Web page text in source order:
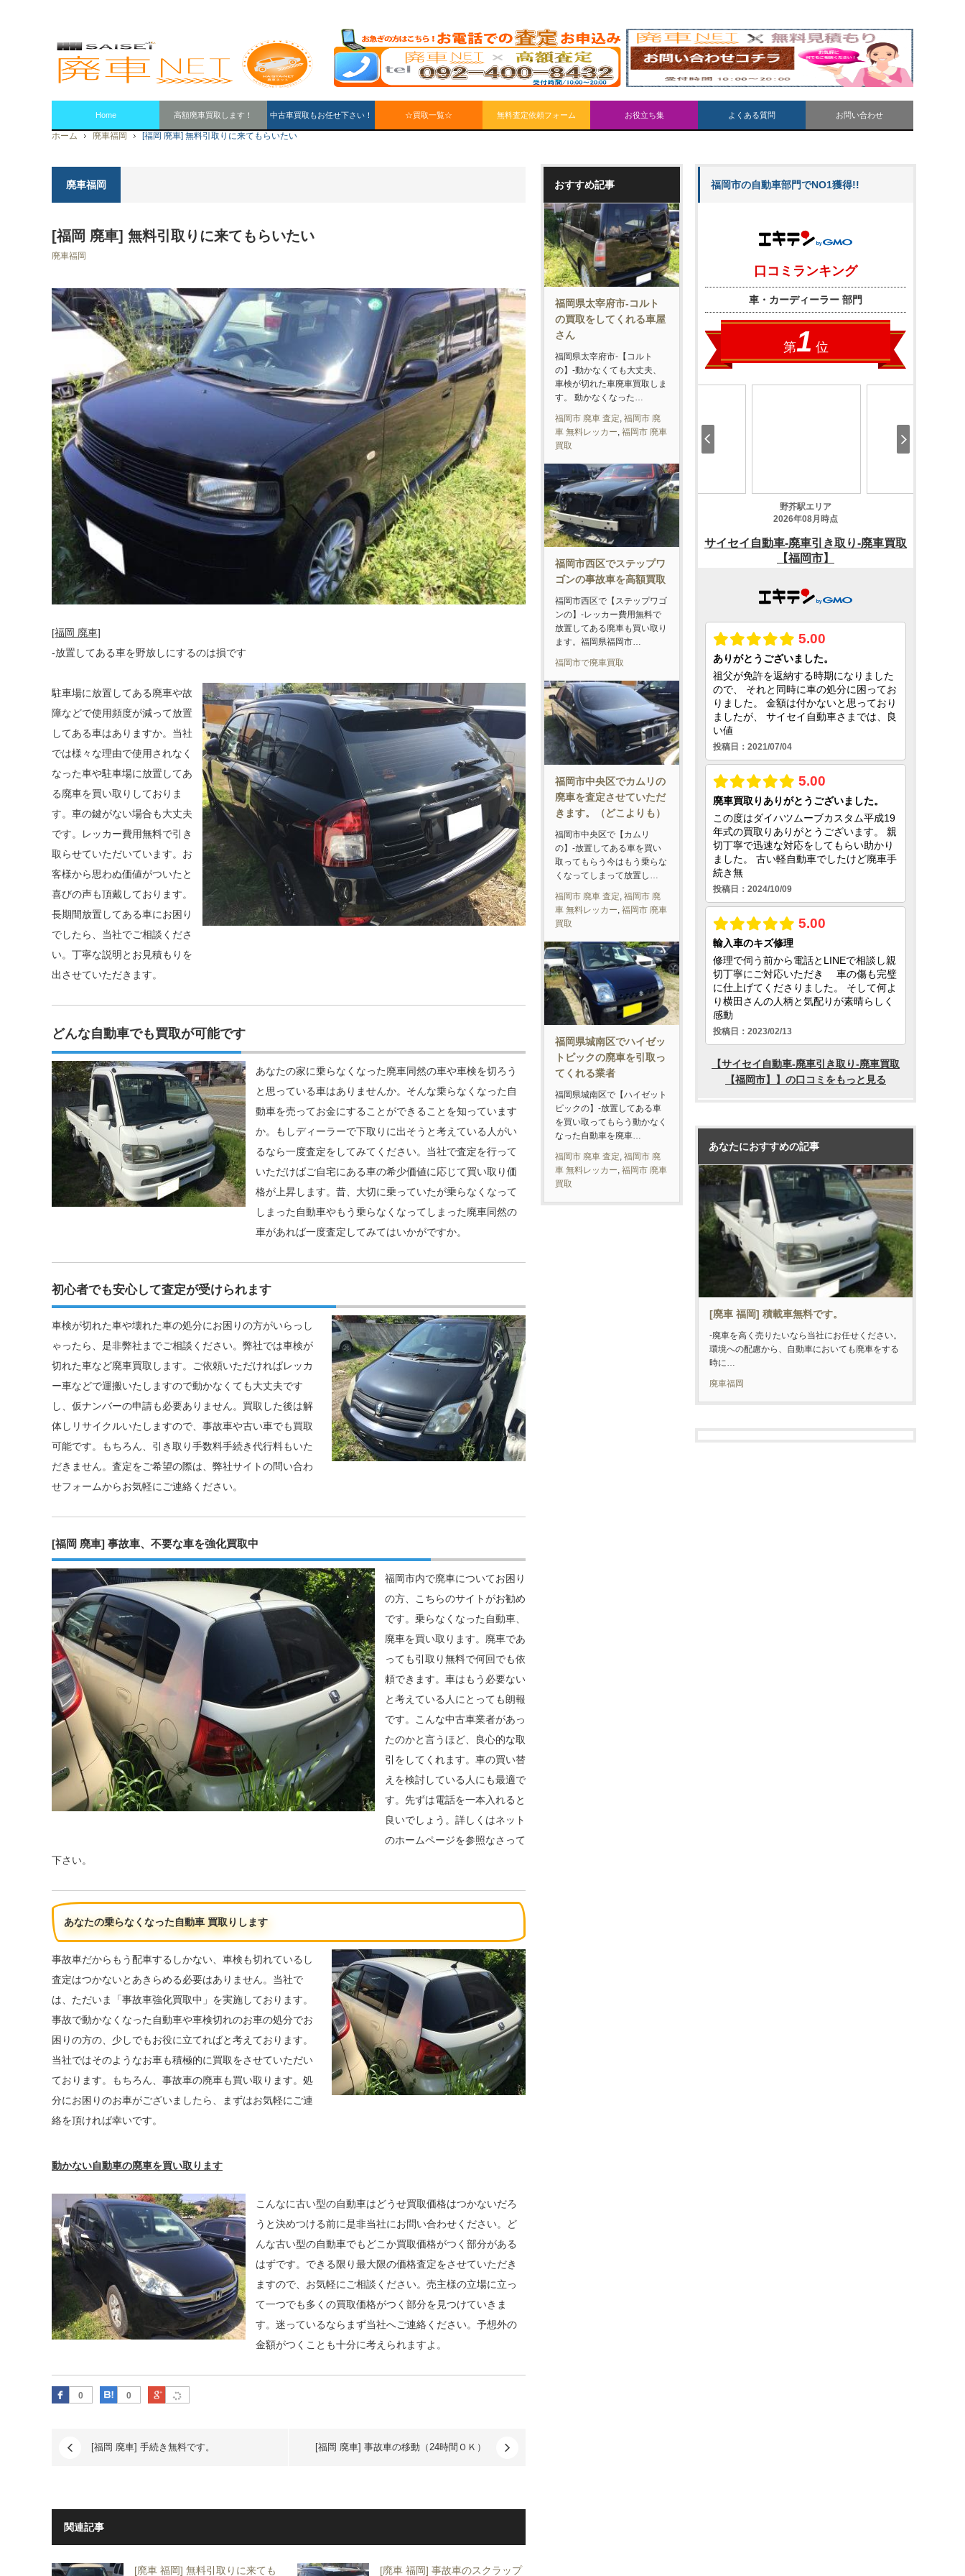
Home 高額廃車買取します！ 中古車買取もお任せ下さい！ ☆買取一覧☆ 無料査定依頼フォーム お役立ち集 よくある質問 お問い合わせ
ホーム 廃車福岡 [福岡 廃車] 無料引取りに来てもらいたい
廃車福岡
[福岡 廃車] 無料引取りに来てもらいたい
廃車福岡
[福岡 廃車]
-放置してある車を野放しにするのは損です
駐車場に放置してある廃車や故
障などで使用頻度が減って放置
してある車はありますか。当社
では様々な理由で使用されなく
なった車や駐車場に放置してあ
る廃車を買い取りしておりま
す。車の鍵がない場合も大丈夫
です。レッカー費用無料で引き
取らせていただいています。お
客様から思わぬ価値がついたと
喜びの声も頂戴しております。
長期間放置してある車にお困り
でしたら、当社でご相談くださ
い。丁寧な説明とお見積もりを
出させていただきます。
どんな自動車でも買取が可能です
あなたの家に乗らなくなった廃車同然の車や車検を切ろう
と思っている車はありませんか。そんな乗らなくなった自
動車を売ってお金にすることができることを知っています
か。もしディーラーで下取りに出そうと考えている人がい
るなら一度査定をしてみてください。当社で査定を行って
いただけばご自宅にある車の希少価値に応じて買い取り価
格が上昇します。昔、大切に乗っていたが乗らなくなって
しまった自動車やもう乗らなくなってしまった廃車同然の
車があれば一度査定してみてはいかがですか。
初心者でも安心して査定が受けられます
車検が切れた車や壊れた車の処分にお困りの方がいらっし
ゃったら、是非弊社までご相談ください。弊社では車検が
切れた車など廃車買取します。ご依頼いただければレッカ
ー車などで運搬いたしますので動かなくても大丈夫です
し、仮ナンバーの申請も必要ありません。買取した後は解
体しリサイクルいたしますので、事故車や古い車でも買取
可能です。もちろん、引き取り手数料手続き代行料もいた
だきません。査定をご希望の際は、弊社サイトの問い合わ
せフォームからお気軽にご連絡ください。
[福岡 廃車] 事故車、不要な車を強化買取中
福岡市内で廃車についてお困り
の方、こちらのサイトがお勧め
です。乗らなくなった自動車、
廃車を買い取ります。廃車であ
っても引取り無料で何回でも依
頼できます。車はもう必要ない
と考えている人にとっても朗報
です。こんな中古車業者があっ
たのかと言うほど、良心的な取
引をしてくれます。車の買い替
えを検討している人にも最適で
す。先ずは電話を一本入れると
良いでしょう。詳しくはネット
のホームページを参照なさって
下さい。
あなたの乗らなくなった自動車 買取りします
事故車だからもう配車するしかない、車検も切れているし
査定はつかないとあきらめる必要はありません。当社で
は、ただいま「事故車強化買取中」を実施しております。
事故で動かなくなった自動車や車検切れのお車の処分でお
困りの方の、少しでもお役に立てればと考えております。
当社ではそのようなお車も積極的に買取をさせていただい
ております。もちろん、事故車の廃車も買い取ります。処
分にお困りのお車がございましたら、まずはお気軽にご連
絡を頂ければ幸いです。
動かない自動車の廃車を買い取ります
こんなに古い型の自動車はどうせ買取価格はつかないだろ
うと決めつける前に是非当社にお問い合わせください。ど
んな古い型の自動車でもどこか買取価格がつく部分がある
はずです。できる限り最大限の価格査定をさせていただき
ますので、お気軽にご相談ください。売主様の立場に立っ
て一つでも多くの買取価格がつく部分を見つけていきま
す。迷っているならまず当社へご連絡ください。予想外の
金額がつくことも十分に考えられますよ。
0
Facebook 0
はてなブックマーク
Google Plus
[福岡 廃車] 手続き無料です。 [福岡 廃車] 事故車の移動（24時間ＯＫ）
関連記事
[廃車 福岡] 無料引取りに来ても [廃車 福岡] 事故車のスクラップ
おすすめ記事
福岡県太宰府市-コルト
の買取をしてくれる車屋
さん
福岡県太宰府市-【コルト
の】-動かなくても大丈夫、
車検が切れた車廃車買取しま
す。 動かなくなった…
福岡市 廃車 査定, 福岡市 廃
車 無料レッカー, 福岡市 廃車
買取
福岡市西区でステップワ
ゴンの事故車を高額買取
福岡市西区で【ステップワゴ
ンの】-レッカー費用無料で
放置してある廃車も買い取り
ます。福岡県福岡市…
福岡市で廃車買取
福岡市中央区でカムリの
廃車を査定させていただ
きます。（どこよりも）
福岡市中央区で【カムリ
の】-放置してある車を買い
取ってもらう今はもう乗らな
くなってしまって放置し…
福岡市 廃車 査定 福岡市 廃
車 無料レッカー 福岡市 廃車
買取
福岡県城南区でハイゼッ
トピックの廃車を引取っ
てくれる業者
福岡県城南区で【ハイゼット
ピックの】-放置してある車
を買い取ってもらう動かなく
なった自動車を廃車…
福岡市 廃車 査定 福岡市 廃
車 無料レッカー 福岡市 廃車
買取
福岡市の自動車部門でNO1獲得!!
あなたにおすすめの記事
[廃車 福岡] 積載車無料です。
-廃車を高く売りたいなら当社にお任せください。
環境への配慮から、自動車においても廃車をする
時に…
廃車福岡